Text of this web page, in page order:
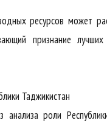
ресурсов может
признание
Таджикистан
роли